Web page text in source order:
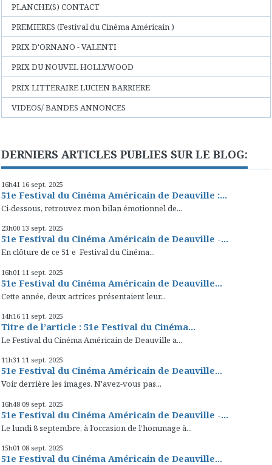
PLANCHE(S) CONTACT
PREMIERES (Festival du Cinéma Américain )
PRIX D'ORNANO - VALENTI
PRIX DU NOUVEL HOLLYWOOD
PRIX LITTERAIRE LUCIEN BARRIERE
VIDEOS/ BANDES ANNONCES
DERNIERS ARTICLES PUBLIES SUR LE BLOG:
16h41 16 sept. 2025
51e Festival du Cinéma Américain de Deauville :...
Ci-dessous, retrouvez mon bilan émotionnel de...
23h00 13 sept. 2025
51e Festival du Cinéma Américain de Deauville -...
En clôture de ce 51 e Festival du Cinéma...
16h01 11 sept. 2025
51e Festival du Cinéma Américain de Deauville...
Cette année, deux actrices présentaient leur...
14h16 11 sept. 2025
Titre de l’article : 51e Festival du Cinéma...
Le Festival du Cinéma Américain de Deauville a...
11h31 11 sept. 2025
51e Festival du Cinéma Américain de Deauville...
Voir derrière les images. N'avez-vous pas...
16h48 09 sept. 2025
51e Festival du Cinéma Américain de Deauville -...
Le lundi 8 septembre, à l’occasion de l’hommage à...
15h01 08 sept. 2025
51e Festival du Cinéma Américain de Deauville...